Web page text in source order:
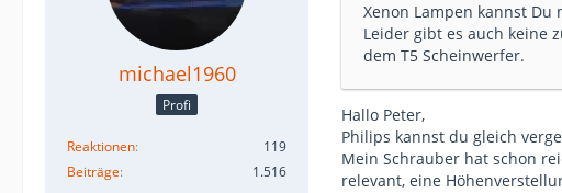
michael1960
Profi
Reaktionen
119
Beiträge
1.516
Xenon Lampen kannst
Leider gibt es auch keine
dem T5 Scheinwerfer.
Hallo Peter,
Philips kannst du gleich
Mein Schrauber hat schon
relevant, eine